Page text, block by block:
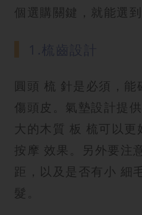
個選購關鍵，就能選
圓頭 梳 針是必須，能
傷頭皮。氣墊設計提
大的木質 板 梳可以更
按摩 效果。另外要注
距，以及是否有小 細
髮。